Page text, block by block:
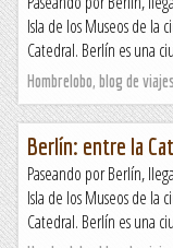
Isla de los Museos de la
Catedral. Berlín es una
Hombrelobo, blog de
Berlín: entre la
Paseando por Berlín,
Isla de los Museos de la
Catedral. Berlín es una